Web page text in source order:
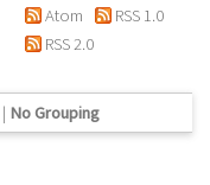
Atom
RSS 1.0
RSS 2.0
| No Grouping